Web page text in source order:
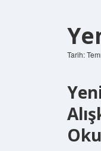
Tarih: